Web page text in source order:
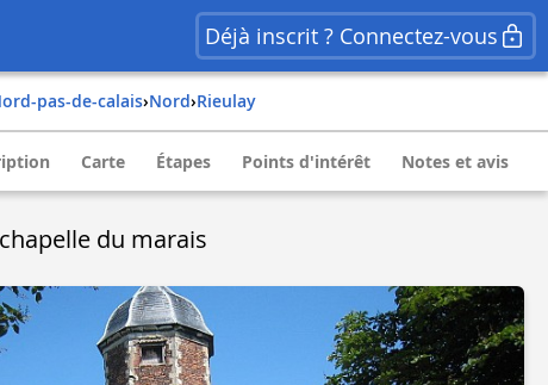
Déjà inscrit ? Connectez-vous
nord-pas-de-calais› nord› rieulay
Carte Étapes Points d'intérêt Notes et avis
du marais